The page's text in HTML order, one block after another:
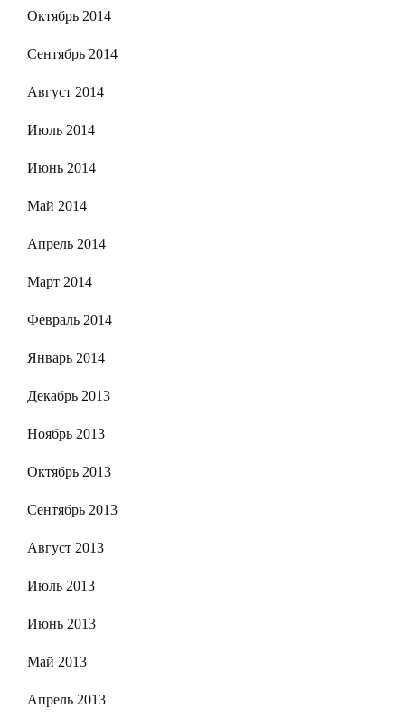
Октябрь 2014
Сентябрь 2014
Август 2014
Июль 2014
Июнь 2014
Май 2014
Апрель 2014
Март 2014
Февраль 2014
Январь 2014
Декабрь 2013
Ноябрь 2013
Октябрь 2013
Сентябрь 2013
Август 2013
Июль 2013
Июнь 2013
Май 2013
Апрель 2013